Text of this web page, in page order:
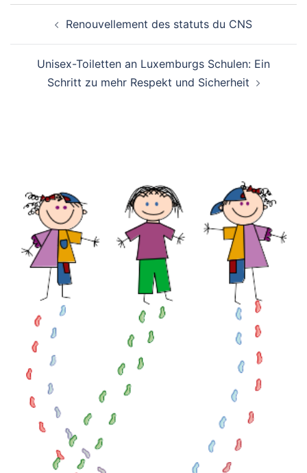
Renouvellement des statuts du CNS
Unisex-Toiletten an Luxemburgs Schulen: Ein
Schritt zu mehr Respekt und Sicherheit